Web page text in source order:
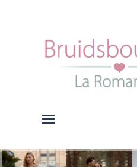
Menu overslaan